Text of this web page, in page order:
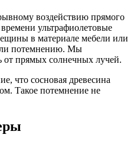
воздействию прямого
ультрафиолетовые
в материале мебели или
потемнению. Мы
от прямых солнечных лучей.
что сосновая древесина
Такое потемнение не